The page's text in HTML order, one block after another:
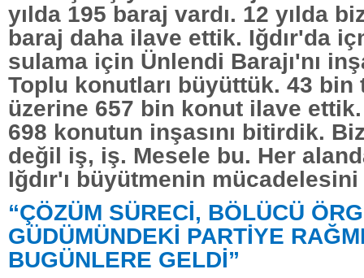
yılda 195 baraj vardı. 12 yılda
baraj daha ilave ettik. Iğdır'da
sulama için Ünlendi Barajı'nı
Toplu konutları büyüttük. 43
üzerine 657 bin konut ilave ettik.
698 konutun inşasını bitirdik.
değil iş, iş. Mesele bu. Her
Iğdır'ı büyütmenin
“ÇÖZÜM SÜRECİ, BÖLÜCÜ
GÜDÜMÜNDEKİ PARTİYE
BUGÜNLERE GELDİ”